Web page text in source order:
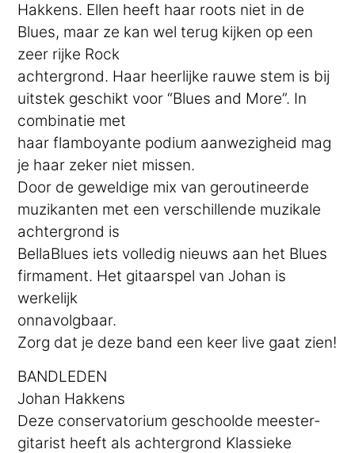
Hakkens. Ellen heeft haar roots niet in de
Blues, maar ze kan wel terug kijken op een
zeer rijke Rock
achtergrond. Haar heerlijke rauwe stem is bij
uitstek geschikt voor “Blues and More”. In
combinatie met
haar flamboyante podium aanwezigheid mag
je haar zeker niet missen.
Door de geweldige mix van geroutineerde
muzikanten met een verschillende muzikale
achtergrond is
BellaBlues iets volledig nieuws aan het Blues
firmament. Het gitaarspel van Johan is
werkelijk
onnavolgbaar.
Zorg dat je deze band een keer live gaat zien!
BANDLEDEN
Johan Hakkens
Deze conservatorium geschoolde meester-
gitarist heeft als achtergrond Klassieke